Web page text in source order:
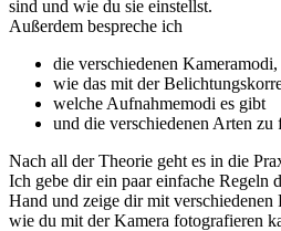
sind und wie du sie einstellst.
Außerdem bespreche ich
die verschiedenen Kameramodi,
wie das mit der
welche Aufnahmemodi es gibt
und die verschiedenen Arten zu
Nach all der Theorie geht es in die
Ich gebe dir ein paar einfache Regeln
Hand und zeige dir mit verschiedenen
wie du mit der Kamera fotografieren